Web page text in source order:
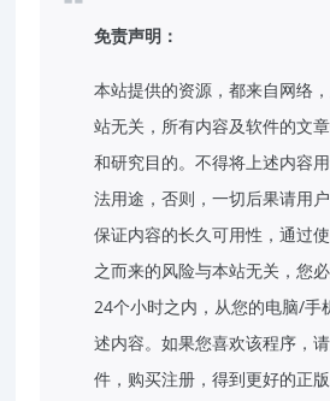
免责声明：
本站提供的资源，都来自网络
站无关，所有内容及软件的文
和研究目的。不得将上述内容
法用途，否则，一切后果请用
保证内容的长久可用性，通过
之而来的风险与本站无关，您
24个小时之内，从您的电脑/手
述内容。如果您喜欢该程序，
件，购买注册，得到更好的正